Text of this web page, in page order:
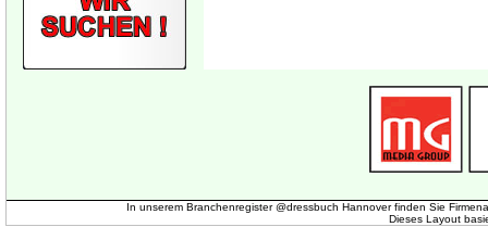
In unserem Branchenregister @dressbuch Hannover finden Sie
Dieses Layout